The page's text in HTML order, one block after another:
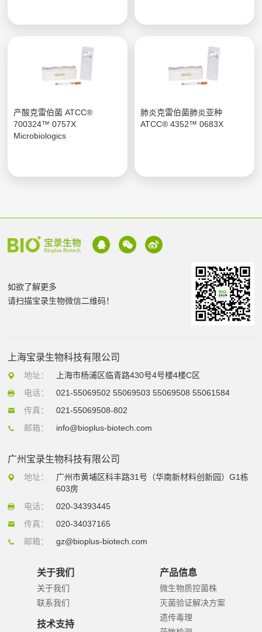
产酸克雷伯菌 ATCC®
700324™ 0757X
Microbiologics
肺炎克雷伯菌肺炎亚种
ATCC® 4352™ 0683X
如欲了解更多
请扫描宝录生物微信二维码！
上海宝录生物科技有限公司
地址：
上海市杨浦区临青路430号4号楼4楼C区
电话：
021-55069502 55069503 55069508 55061584
传真：
021-55069508-802
邮箱：
info@bioplus-biotech.com
广州宝录生物科技有限公司
地址：
广州市黄埔区科丰路31号（华南新材料创新园）G1栋
603房
电话：
020-34393445
传真：
020-34037165
邮箱：
gz@bioplus-biotech.com
关于我们
关于我们
联系我们
技术支持
产品信息
微生物质控菌株
灭菌验证解决方案
遗传毒理